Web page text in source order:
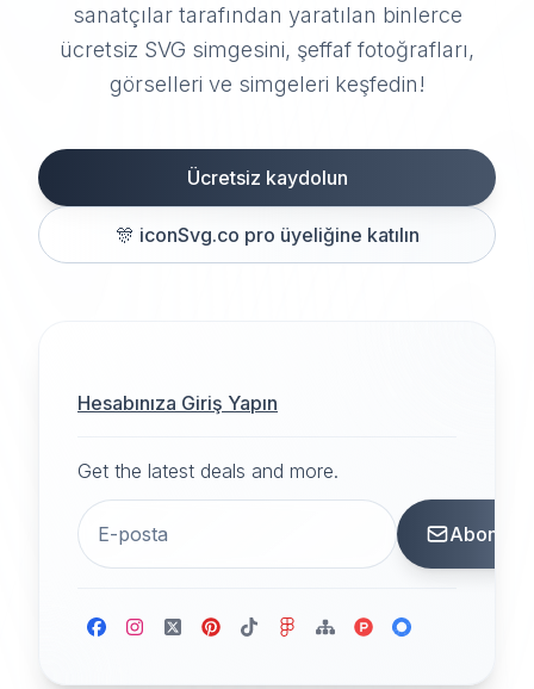
sanatçılar tarafından yaratılan binlerce
ücretsiz SVG simgesini, şeffaf fotoğrafları,
görselleri ve simgeleri keşfedin!
Ücretsiz kaydolun
🎊 iconSvg.co pro üyeliğine katılın
Hesabınıza Giriş Yapın
Get the latest deals and more.
Abone